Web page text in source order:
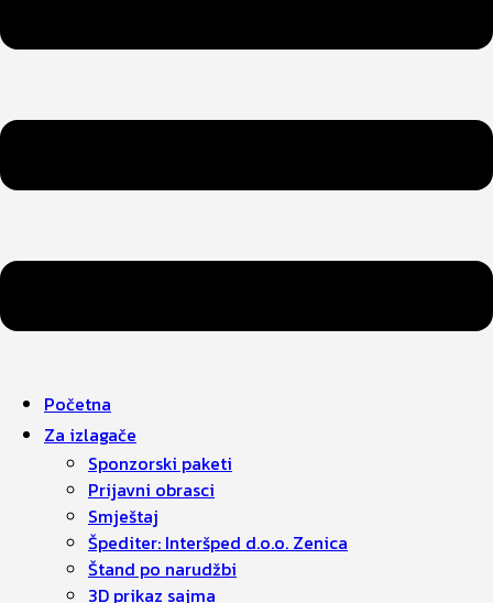
Početna
Za izlagače
Sponzorski paketi
Prijavni obrasci
Smještaj
Špediter: Interšped d.o.o. Zenica
Štand po narudžbi
3D prikaz sajma